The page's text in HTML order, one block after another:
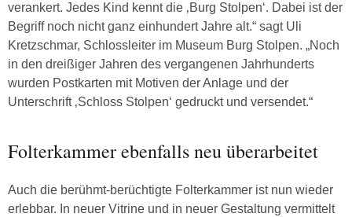
verankert. Jedes Kind kennt die ‚Burg Stolpen‘. Dabei ist der
Begriff noch nicht ganz einhundert Jahre alt.“ sagt Uli
Kretzschmar, Schlossleiter im Museum Burg Stolpen. „Noch
in den dreißiger Jahren des vergangenen Jahrhunderts
wurden Postkarten mit Motiven der Anlage und der
Unterschrift ‚Schloss Stolpen‘ gedruckt und versendet.“
Folterkammer ebenfalls neu überarbeitet
Auch die berühmt-berüchtigte Folterkammer ist nun wieder
erlebbar. In neuer Vitrine und in neuer Gestaltung vermittelt